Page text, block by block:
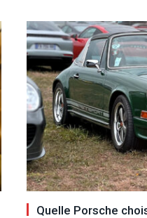
Quelle Porsche